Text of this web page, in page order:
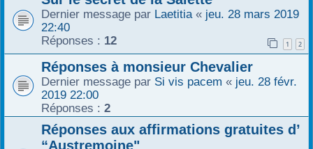
Dernier message par Laetitia « jeu. 28 mars 2019
22:40
Réponses : 12 1 2
Réponses à monsieur Chevalier
Dernier message par Si vis pacem « jeu. 28 févr.
2019 22:00
Réponses : 2
Réponses aux affirmations gratuites d’
“Austremoine"